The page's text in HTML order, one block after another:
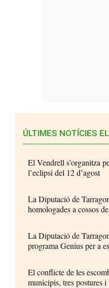
ÚLTIMES NOTÍCIES
El Vendrell s’organitza
l’eclipsi del 12 d’agost
La Diputació de
homologades a cossos
La Diputació de
programa Genius per a
El conflicte de les
municipis, tres postures i